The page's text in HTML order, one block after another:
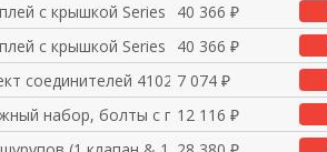
с крышкой Series 4040 366 ₽
с крышкой Series 4040 366 ₽
соединителей 4102/4207 074 ₽
набор, болты с покры
12 116 ₽